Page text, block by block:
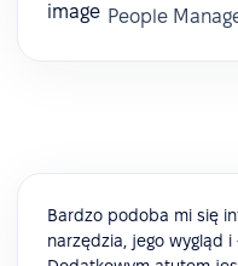
People
Bardzo podoba mi się
narzędzia, jego wygląd i